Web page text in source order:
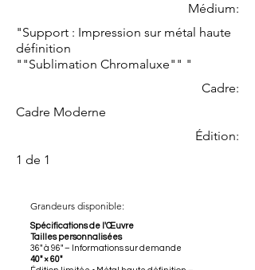
Médium:
"Support : Impression sur métal haute
définition
""Sublimation Chromaluxe"" "
Cadre:
Cadre Moderne
Édition:
1 de 1
Grandeurs disponible:
Spécifications de l'Œuvre
Tailles personnalisées
36" à 96" – Informations sur demande
40" × 60"